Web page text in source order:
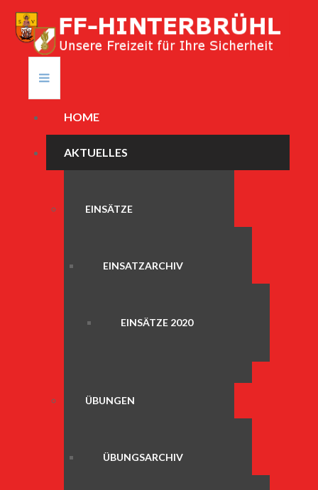
HOME
AKTUELLES
EINSÄTZE
EINSATZARCHIV
EINSÄTZE 2020
ÜBUNGEN
ÜBUNGSARCHIV